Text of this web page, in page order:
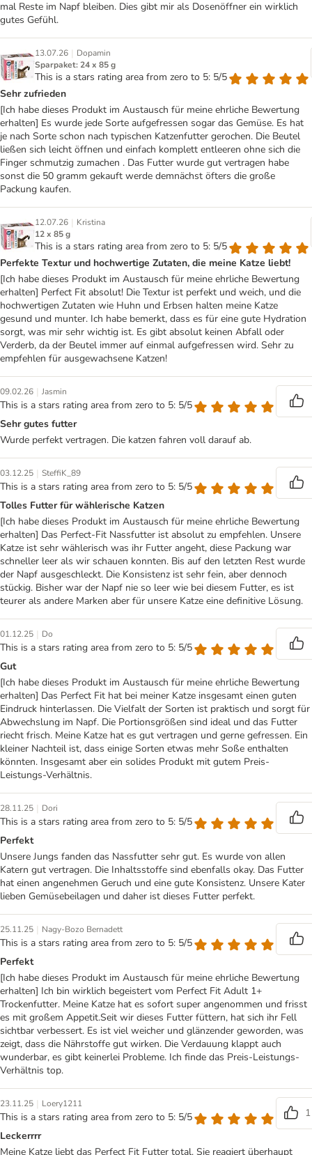
mal Reste im Napf bleiben. Dies gibt mir als Dosenöffner ein wirklich
gutes Gefühl.
13.07.26 | Dopamin
Sparpaket: 24 x 85 g
This is a stars rating area from zero to 5: 5/5
Sehr zufrieden
[Ich habe dieses Produkt im Austausch für meine ehrliche Bewertung
erhalten] Es wurde jede Sorte aufgefressen sogar das Gemüse. Es hat
je nach Sorte schon nach typischen Katzenfutter gerochen. Die Beutel
ließen sich leicht öffnen und einfach komplett entleeren ohne sich die
Finger schmutzig zumachen . Das Futter wurde gut vertragen habe
sonst die 50 gramm gekauft werde demnächst öfters die große
Packung kaufen.
12.07.26 | Kristina
12 x 85 g
This is a stars rating area from zero to 5: 5/5
Perfekte Textur und hochwertige Zutaten, die meine Katze liebt!
[Ich habe dieses Produkt im Austausch für meine ehrliche Bewertung
erhalten] Perfect Fit absolut! Die Textur ist perfekt und weich, und die
hochwertigen Zutaten wie Huhn und Erbsen halten meine Katze
gesund und munter. Ich habe bemerkt, dass es für eine gute Hydration
sorgt, was mir sehr wichtig ist. Es gibt absolut keinen Abfall oder
Verderb, da der Beutel immer auf einmal aufgefressen wird. Sehr zu
empfehlen für ausgewachsene Katzen!
09.02.26 | Jasmin
This is a stars rating area from zero to 5: 5/5
Sehr gutes futter
Wurde perfekt vertragen. Die katzen fahren voll darauf ab.
03.12.25 | SteffiK_89
This is a stars rating area from zero to 5: 5/5
Tolles Futter für wählerische Katzen
[Ich habe dieses Produkt im Austausch für meine ehrliche Bewertung
erhalten] Das Perfect-Fit Nassfutter ist absolut zu empfehlen. Unsere
Katze ist sehr wählerisch was ihr Futter angeht, diese Packung war
schneller leer als wir schauen konnten. Bis auf den letzten Rest wurde
der Napf ausgeschleckt. Die Konsistenz ist sehr fein, aber dennoch
stückig. Bisher war der Napf nie so leer wie bei diesem Futter, es ist
teurer als andere Marken aber für unsere Katze eine definitive Lösung.
01.12.25 | Do
This is a stars rating area from zero to 5: 5/5
Gut
[Ich habe dieses Produkt im Austausch für meine ehrliche Bewertung
erhalten] Das Perfect Fit hat bei meiner Katze insgesamt einen guten
Eindruck hinterlassen. Die Vielfalt der Sorten ist praktisch und sorgt für
Abwechslung im Napf. Die Portionsgrößen sind ideal und das Futter
riecht frisch. Meine Katze hat es gut vertragen und gerne gefressen. Ein
kleiner Nachteil ist, dass einige Sorten etwas mehr Soße enthalten
könnten. Insgesamt aber ein solides Produkt mit gutem Preis-
Leistungs-Verhältnis.
28.11.25 | Dori
This is a stars rating area from zero to 5: 5/5
Perfekt
Unsere Jungs fanden das Nassfutter sehr gut. Es wurde von allen
Katern gut vertragen. Die Inhaltsstoffe sind ebenfalls okay. Das Futter
hat einen angenehmen Geruch und eine gute Konsistenz. Unsere Kater
lieben Gemüsebeilagen und daher ist dieses Futter perfekt.
25.11.25 | Nagy-Bozo Bernadett
This is a stars rating area from zero to 5: 5/5
Perfekt
[Ich habe dieses Produkt im Austausch für meine ehrliche Bewertung
erhalten] Ich bin wirklich begeistert vom Perfect Fit Adult 1+
Trockenfutter. Meine Katze hat es sofort super angenommen und frisst
es mit großem Appetit.Seit wir dieses Futter füttern, hat sich ihr Fell
sichtbar verbessert. Es ist viel weicher und glänzender geworden, was
zeigt, dass die Nährstoffe gut wirken. Die Verdauung klappt auch
wunderbar, es gibt keinerlei Probleme. Ich finde das Preis-Leistungs-
Verhältnis top.
23.11.25 | Loery1211
This is a stars rating area from zero to 5: 5/5
1
Leckerrrr
Meine Katze liebt das Perfect Fit Futter total. Sie reagiert überhaupt